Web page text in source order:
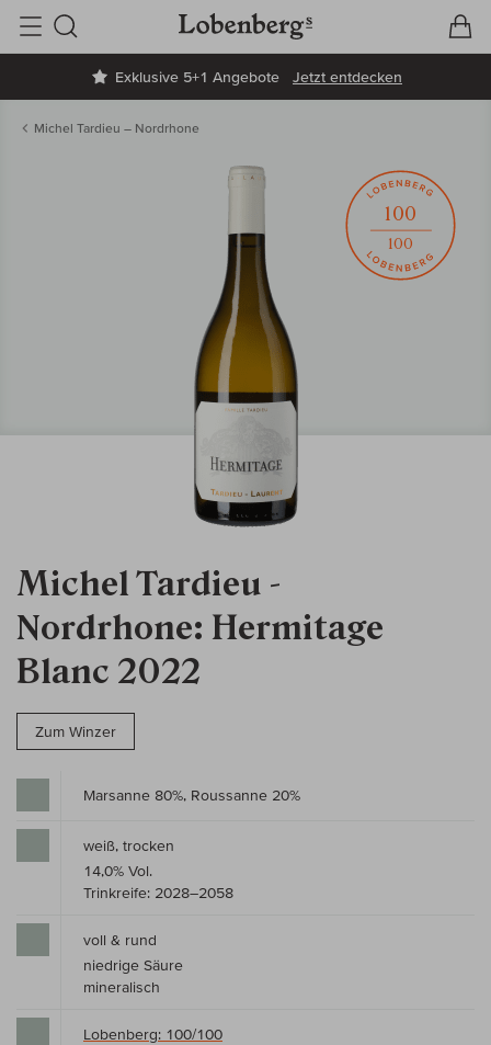
Exklusive 5+1 Angebote Jetzt entdecken
Suche
Michel Tardieu – Nordrhone
Michel Tardieu -
Nordrhone: Hermitage
Blanc 2022
Zum Winzer
100
100
Marsanne 80%, Roussanne 20%
weiß, trocken
14,0% Vol.
Trinkreife: 2028–2058
voll & rund
niedrige Säure
mineralisch
Lobenberg: 100/100